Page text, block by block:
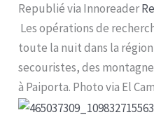
Republié via Innoreader
Les opérations de
toute la nuit dans la région
secouristes, des
à Paiporta. Photo via El